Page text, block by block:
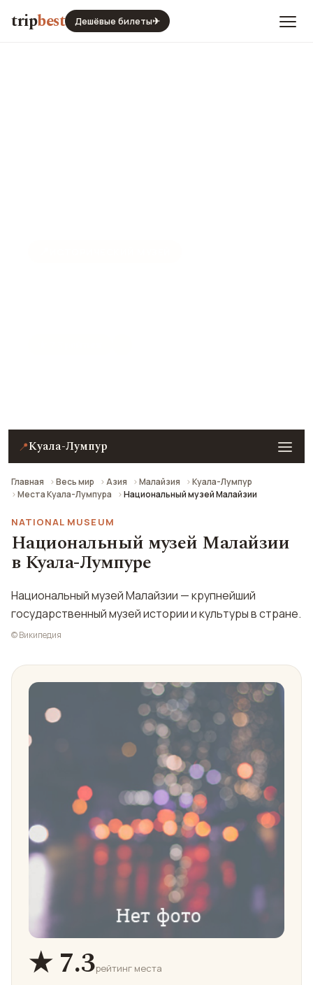
tripbest Дешёвые билеты✈
📍Куала-Лумпур
Главная Весь мир Азия Малайзия
Куала-Лумпур
Места Куала-Лумпура
Национальный музей Малайзии
NATIONAL MUSEUM
Национальный музей Малайзии
в Куала-Лумпуре
Национальный музей Малайзии — крупнейший
государственный музей истории и культуры в стране.
© Википедия
★ 7.3рейтинг места